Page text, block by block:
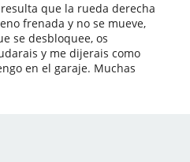
que la rueda derecha
frenada y no se mueve,
se desbloquee, os
y me dijerais como
en el garaje. Muchas